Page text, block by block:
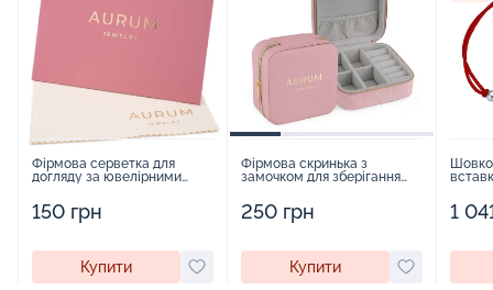
Фірмова серветка для
догляду за ювелірними
150 грн
Купити
Фірмова скринька з
замочком для зберігання
250 грн
Купити
1